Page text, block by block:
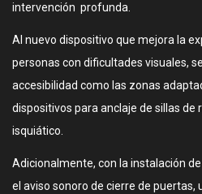
intervención profunda.
Al nuevo dispositivo que mejora la
personas con dificultades visuales,
accesibilidad como las zonas
dispositivos para anclaje de sillas de
isquiático.
Adicionalmente, con la instalación
el aviso sonoro de cierre de puertas,